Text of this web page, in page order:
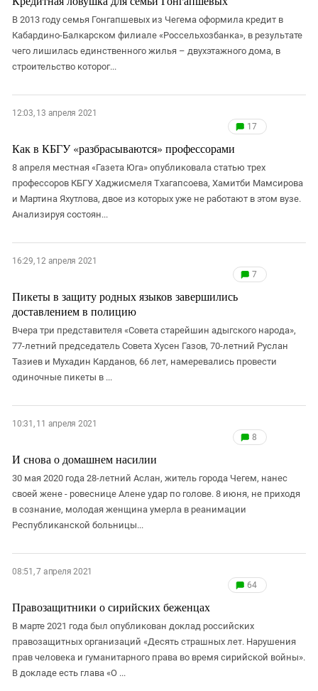
В 2013 году семья Гонгапшевых из Чегема оформила кредит в
Кабардино-Балкарском филиале «Россельхозбанка», в результате
чего лишилась единственного жилья – двухэтажного дома, в
строительство которог...
12:03, 13 апреля 2021
17
Как в КБГУ «разбрасываются» профессорами
8 апреля местная «Газета Юга» опубликовала статью трех
профессоров КБГУ Хаджисмеля Тхагапсоева, Хамитби Мамсирова
и Мартина Яхутлова, двое из которых уже не работают в этом вузе.
Анализируя состоян...
16:29, 12 апреля 2021
7
Пикеты в защиту родных языков завершились
доставлением в полицию
Вчера три представителя «Совета старейшин адыгского народа»,
77-летний председатель Совета Хусен Газов, 70-летний Руслан
Тазиев и Мухадин Карданов, 66 лет, намеревались провести
одиночные пикеты в ...
10:31, 11 апреля 2021
8
И снова о домашнем насилии
30 мая 2020 года 28-летний Аслан, житель города Чегем, нанес
своей жене - ровеснице Алене удар по голове. 8 июня, не приходя
в сознание, молодая женщина умерла в реанимации
Республиканской больницы...
08:51, 7 апреля 2021
64
Правозащитники о сирийских беженцах
В марте 2021 года был опубликован доклад российских
правозащитных организаций «Десять страшных лет. Нарушения
прав человека и гуманитарного права во время сирийской войны».
В докладе есть глава «О ...